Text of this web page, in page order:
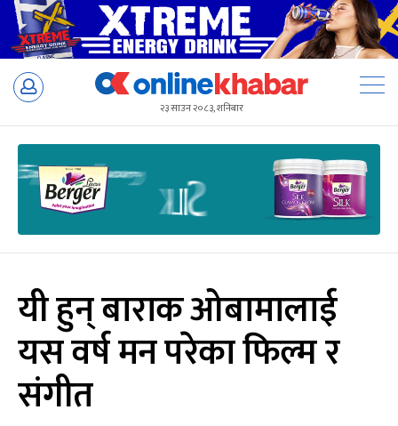
Skip
२३ साउन २०८३, शनिबार
यी हुन् बाराक ओबामालाई
यस वर्ष मन परेका फिल्म र
संगीत